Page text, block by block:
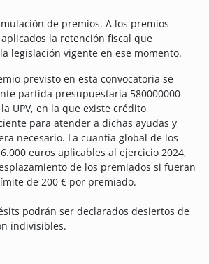
de premios. A los premios
la retención fiscal que
legislación vigente en ese momento.
previsto en esta convocatoria se
partida presupuestaria 580000000
UPV, en la que existe crédito
para atender a dichas ayudas y
necesario. La cuantía global de los
euros aplicables al ejercicio 2024,
de los premiados si fueran
de 200 € por premiado.
podrán ser declarados desiertos de
indivisibles.